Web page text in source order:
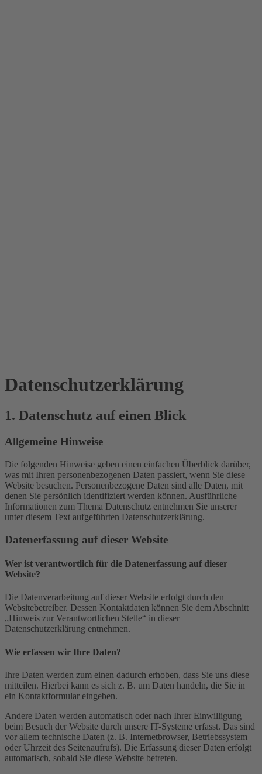
Datenschutz­erklärung
1. Datenschutz auf einen Blick
Allgemeine Hinweise
Die folgenden Hinweise geben einen einfachen Überblick darüber,
was mit Ihren personenbezogenen Daten passiert, wenn Sie diese
Website besuchen. Personenbezogene Daten sind alle Daten, mit
denen Sie persönlich identifiziert werden können. Ausführliche
Informationen zum Thema Datenschutz entnehmen Sie unserer
unter diesem Text aufgeführten Datenschutzerklärung.
Datenerfassung auf dieser Website
Wer ist verantwortlich für die Datenerfassung auf dieser
Website?
Die Datenverarbeitung auf dieser Website erfolgt durch den
Websitebetreiber. Dessen Kontaktdaten können Sie dem Abschnitt
„Hinweis zur Verantwortlichen Stelle“ in dieser
Datenschutzerklärung entnehmen.
Wie erfassen wir Ihre Daten?
Ihre Daten werden zum einen dadurch erhoben, dass Sie uns diese
mitteilen. Hierbei kann es sich z. B. um Daten handeln, die Sie in
ein Kontaktformular eingeben.
Andere Daten werden automatisch oder nach Ihrer Einwilligung
beim Besuch der Website durch unsere IT-Systeme erfasst. Das sind
vor allem technische Daten (z. B. Internetbrowser, Betriebssystem
oder Uhrzeit des Seitenaufrufs). Die Erfassung dieser Daten erfolgt
automatisch, sobald Sie diese Website betreten.